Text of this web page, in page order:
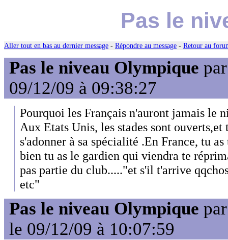
Pas le
Aller tout en bas au dernier message - Répondre au message - Retour au
Pas le niveau Olympique
09/12/09 à 09:38:27
Pourquoi les Français n'auront jamais le
Aux Etats Unis, les stades sont
s'adonner à sa spécialité .En France, tu
bien tu as le gardien qui viendra te
pas partie du club....."et s'il t'arrive
etc"
Pas le niveau Olympique
le 09/12/09 à 10:07:59